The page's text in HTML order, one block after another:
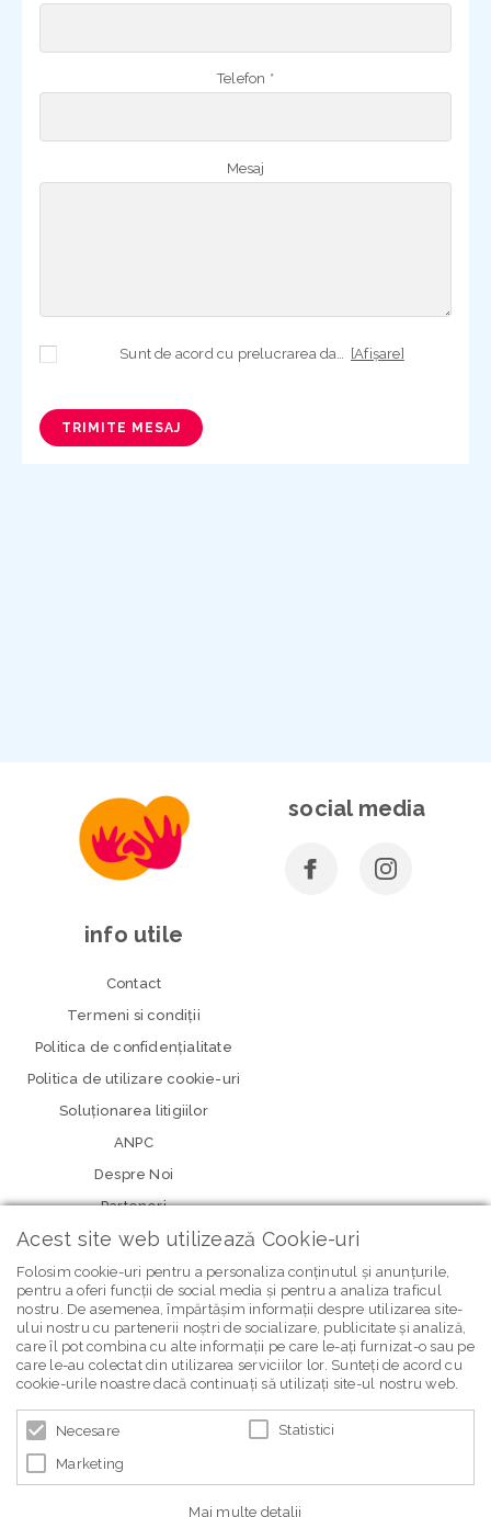
Telefon *
Mesaj
[Afișare]
TRIMITE MESAJ
social media
info utile
Contact
Termeni si condiţii
Politica de confidenţialitate
Politica de utilizare cookie-uri
Soluționarea litigiilor
ANPC
Despre Noi
Parteneri
newsletter Bebe Brands
Acest site web utilizează Cookie-uri
Folosim cookie-uri pentru a personaliza conținutul și anunțurile,
pentru a oferi funcții de social media și pentru a analiza traficul
nostru. De asemenea, împărtășim informații despre utilizarea site-
ului nostru cu partenerii noștri de socializare, publicitate și analiză,
care îl pot combina cu alte informații pe care le-ați furnizat-o sau pe
care le-au colectat din utilizarea serviciilor lor. Sunteți de acord cu
cookie-urile noastre dacă continuați să utilizați site-ul nostru web.
Necesare Statistici
Marketing
Mai multe detalii